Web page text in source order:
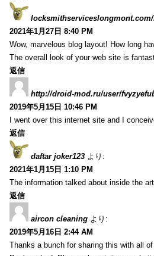
2021年1月27日 8:40 PM
Wow, marvelous blog layout! How long
The overall look of your web site is
返信
http://droid-mod.ru/user/
2019年5月15日 10:46 PM
I went over this internet site and I
返信
daftar joker123 より:
2021年1月15日 1:10 PM
The information talked about inside the
返信
aircon cleaning より:
2019年5月16日 2:44 AM
Thanks a bunch for sharing this with all